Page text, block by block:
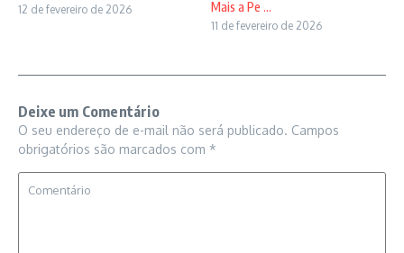
12 de fevereiro de 2026
Mais a Pe ...
11 de fevereiro de 2026
Deixe um Comentário
O seu endereço de e-mail não será publicado. Campos
obrigatórios são marcados com *